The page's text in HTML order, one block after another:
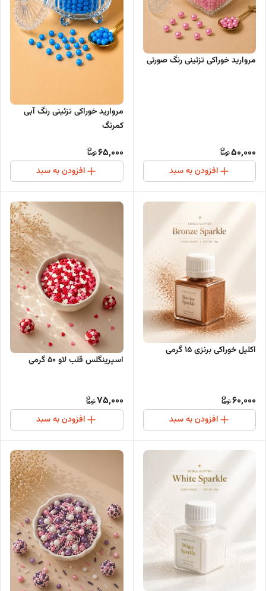
مروارید خوراکی تزئینی رنگ صورتی
50,000
افزودن به سبد
مروارید خوراکی تزئینی رنگ آبی
کمرنگ
65,000
افزودن به سبد
اکلیل خوراکی برنزی 15 گرمی
60,000
افزودن به سبد
اسپرینگلس قلب لاو ۵۰ گرمی
75,000
افزودن به سبد